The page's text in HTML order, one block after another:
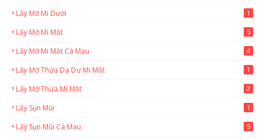
Lấy Mỡ Mi Dưới 1
Lấy Mỡ Mi Mắt 5
Lấy Mỡ Mi Mắt Cà Mau 4
Lấy Mỡ Thừa Da Dư Mi Mắt 1
Lấy Mỡ Thừa Mí Mắt 2
Lấy Sụn Mũi 1
Lấy Sụn Mũi Cà Mau 5